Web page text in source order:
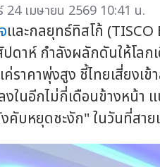
24 เมษายน 2569 10:41 น.
และกลยุทธ์ทิสโก้
ดาห์ กำลังผลักดันให้โลก
ราคาพุ่งสูง ชี้ไทยเสี่ยงเ
ในอีกไม่กี่เดือนข้างหน้า
คับหยุดชะงัก" ในวันที่สาย